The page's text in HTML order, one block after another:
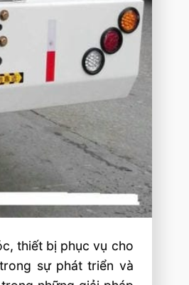
thiết bị phục vụ cho
sự phát triển và